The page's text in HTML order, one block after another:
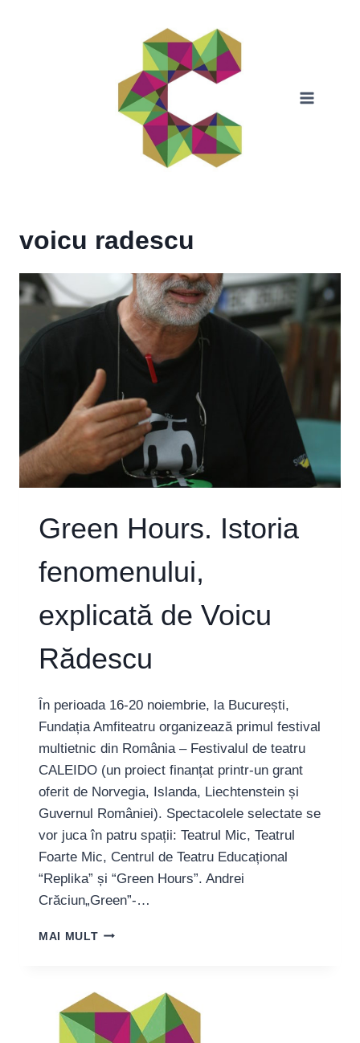
voicu radescu
Green Hours. Istoria
fenomenului,
explicată de Voicu
Rădescu
În perioada 16-20 noiembrie, la București,
Fundația Amfiteatru organizează primul festival
multietnic din România – Festivalul de teatru
CALEIDO (un proiect finanțat printr-un grant
oferit de Norvegia, Islanda, Liechtenstein și
Guvernul României). Spectacolele selectate se
vor juca în patru spații: Teatrul Mic, Teatrul
Foarte Mic, Centrul de Teatru Educațional
“Replika” și “Green Hours”. Andrei
Crăciun„Green”-…
MAI MULTGREEN
EXPLICATĂ
DE
VOICU